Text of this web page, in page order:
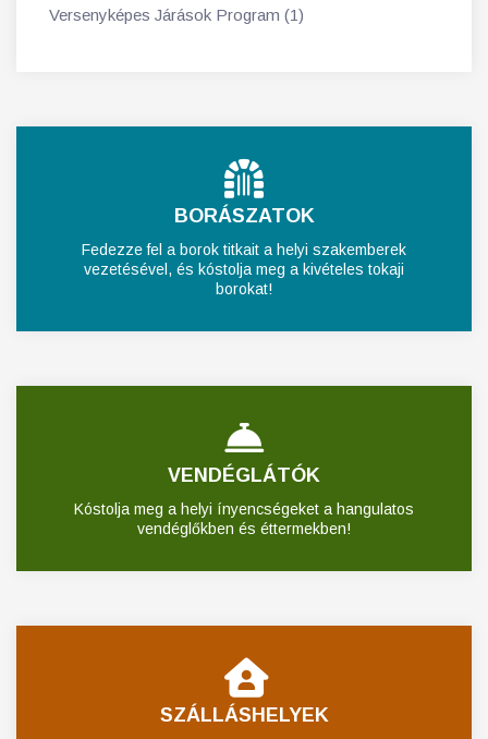
Versenyképes Járások Program (1)
BORÁSZATOK
Fedezze fel a borok titkait a helyi szakemberek
vezetésével, és kóstolja meg a kivételes tokaji
borokat!
VENDÉGLÁTÓK
Kóstolja meg a helyi ínyencségeket a hangulatos
vendéglőkben és éttermekben!
SZÁLLÁSHELYEK